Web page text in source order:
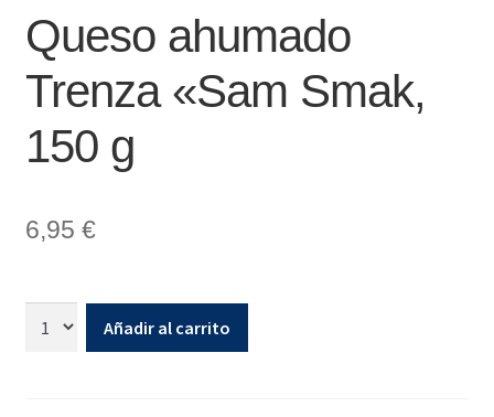
Queso ahumado
Trenza «Sam Smak,
150 g
6,95 €
Añadir al carrito